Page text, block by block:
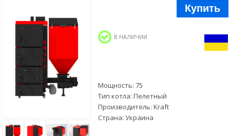
Купить
В НАЛИЧИИ
Мощность: 75
Тип котла: Пелетный
Производитель: Kraft
Страна: Украина